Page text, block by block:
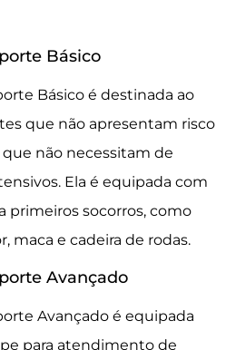
Básico
Básico é destinada ao
que não apresentam risco
não necessitam de
Ela é equipada com
primeiros socorros, como
maca e cadeira de rodas.
Avançado
Avançado é equipada
para atendimento de